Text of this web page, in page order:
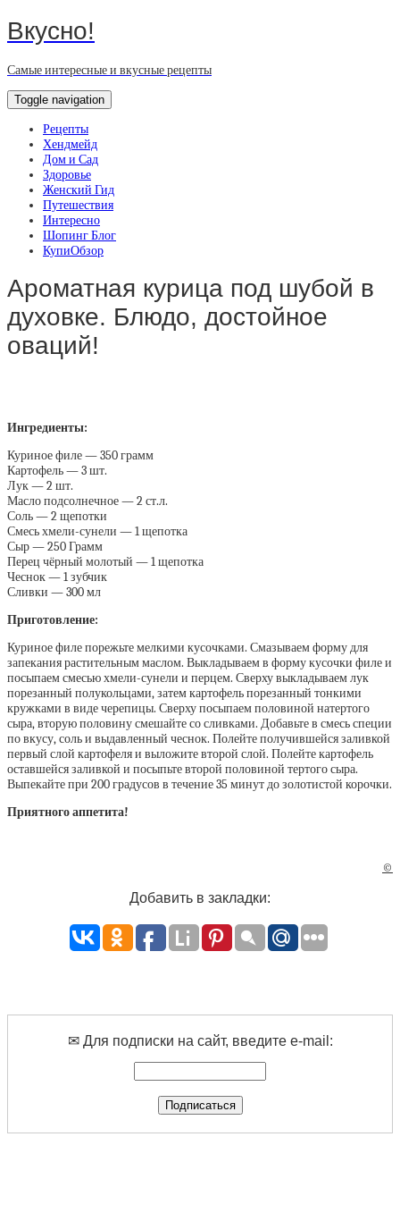
Вкусно!
Самые интересные и вкусные рецепты
Toggle navigation
Рецепты
Хендмейд
Дом и Сад
Здоровье
Женский Гид
Путешествия
Интересно
Шопинг Блог
КупиОбзор
Ароматная курица под шубой в
духовке. Блюдо, достойное
оваций!
Ингредиенты:
Куриное филе — 350 грамм
Картофель — 3 шт.
Лук — 2 шт.
Масло подсолнечное — 2 ст.л.
Соль — 2 щепотки
Смесь хмели-сунели — 1 щепотка
Сыр — 250 Грамм
Перец чёрный молотый — 1 щепотка
Чеснок — 1 зубчик
Сливки — 300 мл
Приготовление:
Куриное филе порежьте мелкими кусочками. Смазываем форму для
запекания растительным маслом. Выкладываем в форму кусочки филе и
посыпаем смесью хмели-сунели и перцем. Сверху выкладываем лук
порезанный полукольцами, затем картофель порезанный тонкими
кружками в виде черепицы. Сверху посыпаем половиной натертого
сыра, вторую половину смешайте со сливками. Добавьте в смесь специи
по вкусу, соль и выдавленный чеснок. Полейте получившейся заливкой
первый слой картофеля и выложите второй слой. Полейте картофель
оставшейся заливкой и посыпьте второй половиной тертого сыра.
Выпекайте при 200 градусов в течение 35 минут до золотистой корочки.
Приятного аппетита!
©
Добавить в закладки:
✉ Для подписки на сайт, введите e-mail: